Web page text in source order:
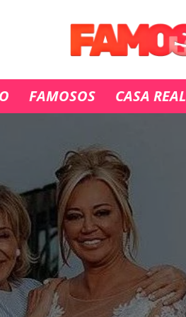
FAMOSOS CASA REAL